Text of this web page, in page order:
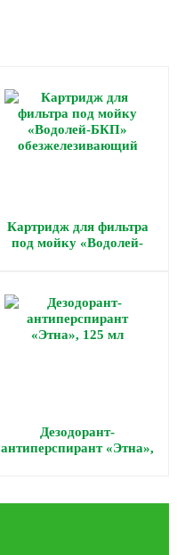
Картридж для фильтра
под мойку «Водолей-
Дезодорант-
антиперспирант «Этна»,